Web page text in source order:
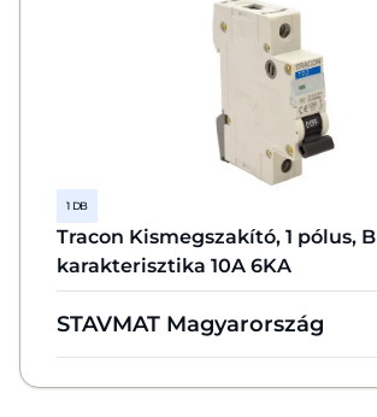
1 DB
Tracon Kismegszakító, 1 pólus, B
karakterisztika 10A 6KA
STAVMAT Magyarország